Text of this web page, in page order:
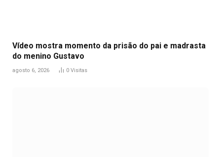
Vídeo mostra momento da prisão do pai e madrasta
do menino Gustavo
agosto 6, 2026 0 Visitas